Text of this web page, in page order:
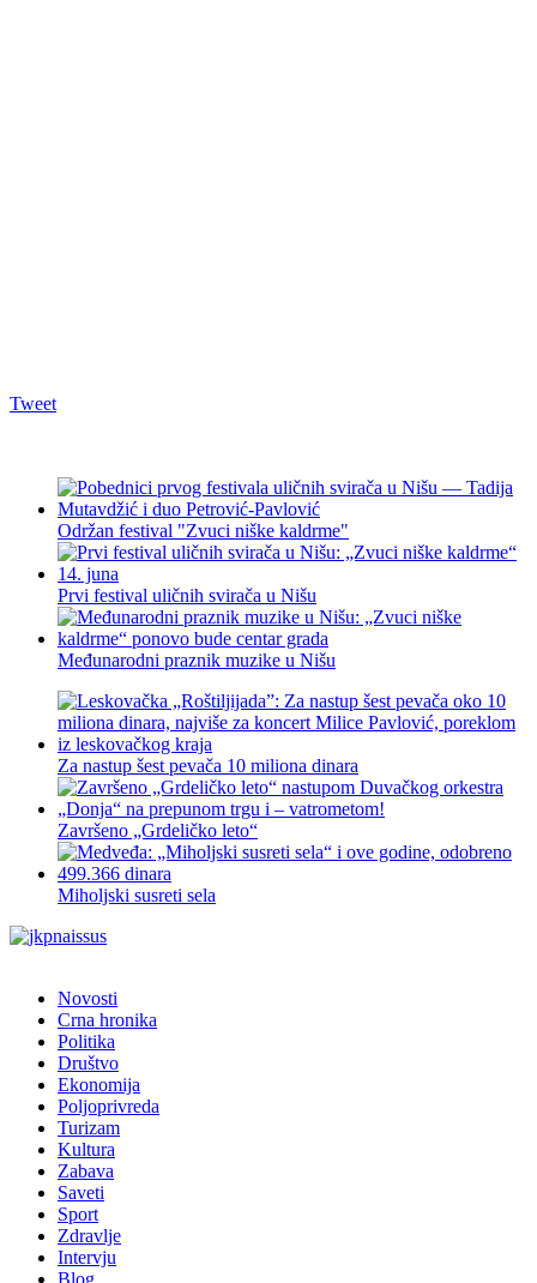
Tweet
Održan festival "Zvuci niške kaldrme"
Prvi festival uličnih svirača u Nišu
Međunarodni praznik muzike u Nišu
Za nastup šest pevača 10 miliona dinara
Završeno „Grdeličko leto“
Miholjski susreti sela
Novosti
Crna hronika
Politika
Društvo
Ekonomija
Poljoprivreda
Turizam
Kultura
Zabava
Saveti
Sport
Zdravlje
Intervju
Blog